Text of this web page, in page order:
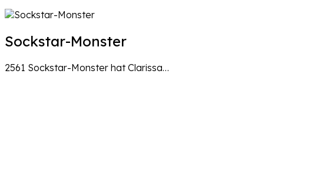
Sockstar-Monster
2561 Sockstar-Monster hat Clarissa…